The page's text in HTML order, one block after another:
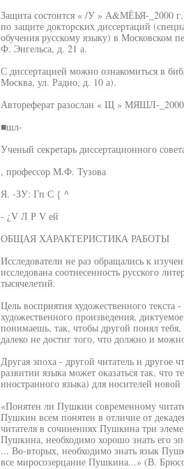
Защита состоится « /У » А&МЁЬЯ-_2000 г.
по защите докторских диссертаций
обучения русскому языку) в Московском
Ф. Энгельса, д. 21 а.
С диссертацией можно ознакомиться в
Москва, ул. Радио, д. 10 а).
Автореферат разослан « Щ » МЯШЛ-
■шл-
Ученый секретарь диссертационного
, профессор М.Ф. Тузова
Я. -ЗУ: Гп С { ^
- ¿V Л Р V ей
ОБЩАЯ ХАРАКТЕРИСТИКА РАБОТЫ
Исследователи не раз обращались к
исследована соотнесенность русского
тысячелетий.
Цель восприятия художественного текста
художественного произведения,
понимаешь, так, чтобы другой понял тебя,
далеко не достиг того, что должно и
Другая эпоха - другой читатель и другое
развитии языка может оказаться так, что
иностранного языка) для носителей
«Понятен ли Пушкин современному
Пушкин всем понятен в отличие от
читателя в сочинениях Пушкина три
Пушкина, необходимо хорошо знать его
... Во-вторых, необходимо знать язык
все миросозерцание Пушкина...» (В.